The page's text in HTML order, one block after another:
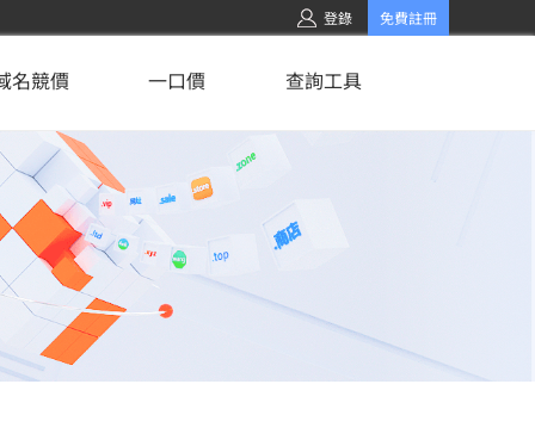
登錄 免費註冊
名競價 一口價 查詢工具